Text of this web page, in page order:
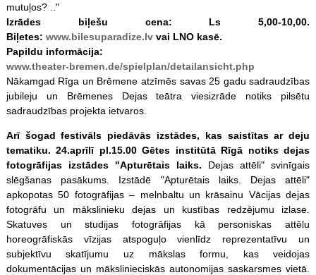
mutuļos? .."
Izrādes biļešu cena: Ls 5,00-10,00.
Biļetes: www.bilesuparadize.lvvai LNO kasē.
Papildu informācija:
www.theater-bremen.de/spielplan/detailansicht.php
Nākamgad Rīga un Brēmene atzīmēs savas 25 gadu sadraudzības
jubileju un Brēmenes Dejas teātra viesizrāde notiks pilsētu
sadraudzības projekta ietvaros.
Arī šogad festivāls piedāvās izstādes, kas saistītas ar deju
tematiku. 24.aprīlī pl.15.00 Gētes institūtā Rīgā notiks dejas
fotogrāfijas izstādes "Apturētais laiks. Dejas attēli" svinīgais
slēgšanas pasākums. Izstādē "Apturētais laiks. Dejas attēli"
apkopotas 50 fotogrāfijas – melnbaltu un krāsainu Vācijas dejas
fotogrāfu un mākslinieku dejas un kustības redzējumu izlase.
Skatuves un studijas fotogrāfijas kā personiskas attēlu
horeogrāfiskās vīzijas atspoguļo vienlīdz reprezentatīvu un
subjektīvu skatījumu uz mākslas formu, kas veidojas
dokumentācijas un mākslinieciskās autonomijas saskarsmes vietā.